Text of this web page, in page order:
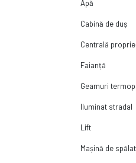
Apă
Cabină de duș
Centrală proprie
Faianță
Geamuri
Iluminat stradal
Lift
Mașină de